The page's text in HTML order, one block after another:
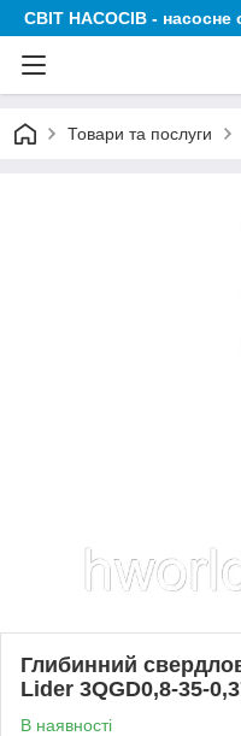
СВІТ НАСОСІВ - насосне
Товари та послуги
Глибинний
Lider 3QGD0,8-35-
В наявності